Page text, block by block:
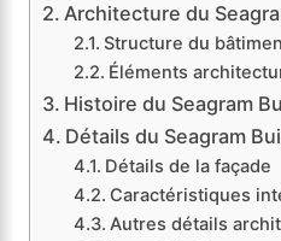
Architecture du
Structure du
Éléments
Histoire du Seagram
Détails du Seagram
Détails de la façade
Caractéristiques
Autres détails